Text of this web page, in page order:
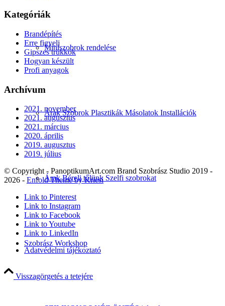
Miniszobrok rendelése
Árak Szobrok Plasztikák Másolatok Installációk
Árak Bérelj tőlünk Szelfi szobrokat
Szobrász Workshop
Kategóriák
Brandépítés
Erre figyelj
Gipszes trükkök
Hogyan készült
Profi anyagok
Archívum
2021. november
2021. augusztus
2021. március
2020. április
2019. augusztus
2019. július
© Copyright - PanoptikumArt.com Brand Szobrász Studio 2019 -
2026 - Enfold Theme by Kriesi
Link to Pinterest
Link to Instagram
Link to Facebook
Link to Youtube
Link to LinkedIn
Adatvédelmi tájékoztató
Visszagörgetés a tetejére